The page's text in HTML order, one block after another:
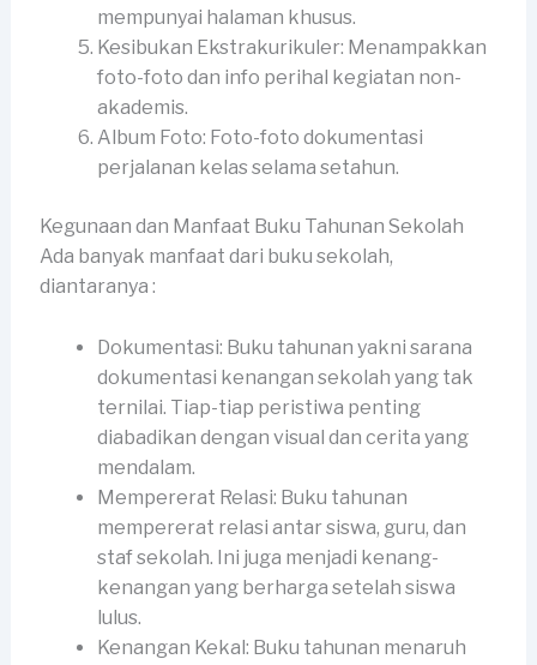
mempunyai halaman khusus.
Kesibukan Ekstrakurikuler: Menampakkan
foto-foto dan info perihal kegiatan non-
akademis.
Album Foto: Foto-foto dokumentasi
perjalanan kelas selama setahun.
Kegunaan dan Manfaat Buku Tahunan Sekolah
Ada banyak manfaat dari buku sekolah,
diantaranya :
Dokumentasi: Buku tahunan yakni sarana
dokumentasi kenangan sekolah yang tak
ternilai. Tiap-tiap peristiwa penting
diabadikan dengan visual dan cerita yang
mendalam.
Mempererat Relasi: Buku tahunan
mempererat relasi antar siswa, guru, dan
staf sekolah. Ini juga menjadi kenang-
kenangan yang berharga setelah siswa
lulus.
Kenangan Kekal: Buku tahunan menaruh